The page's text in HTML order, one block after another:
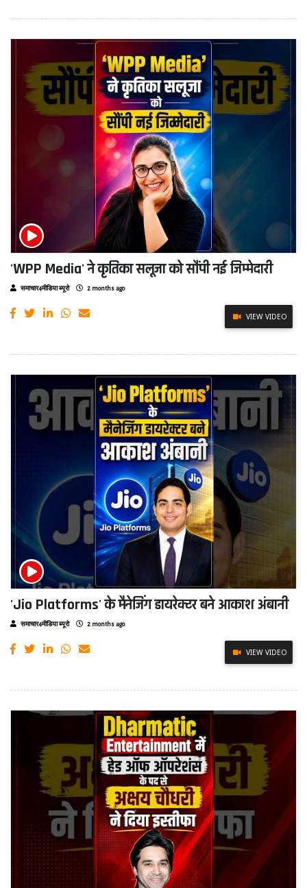
'WPP Media' ने कृतिका सलूजा को सौंपी नई जिम्मेदारी
समाचार4मीडिया ब्यूरो 2 months ago
VIEW VIDEO
'Jio Platforms' के मैनेजिंग डायरेक्टर बने आकाश अंबानी
समाचार4मीडिया ब्यूरो 2 months ago
VIEW VIDEO